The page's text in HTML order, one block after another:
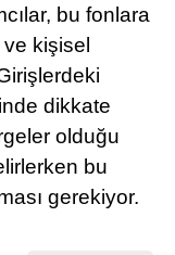
Telegram
bu fonlara
kişisel
dikkate
olduğu
bu
gerekiyor.